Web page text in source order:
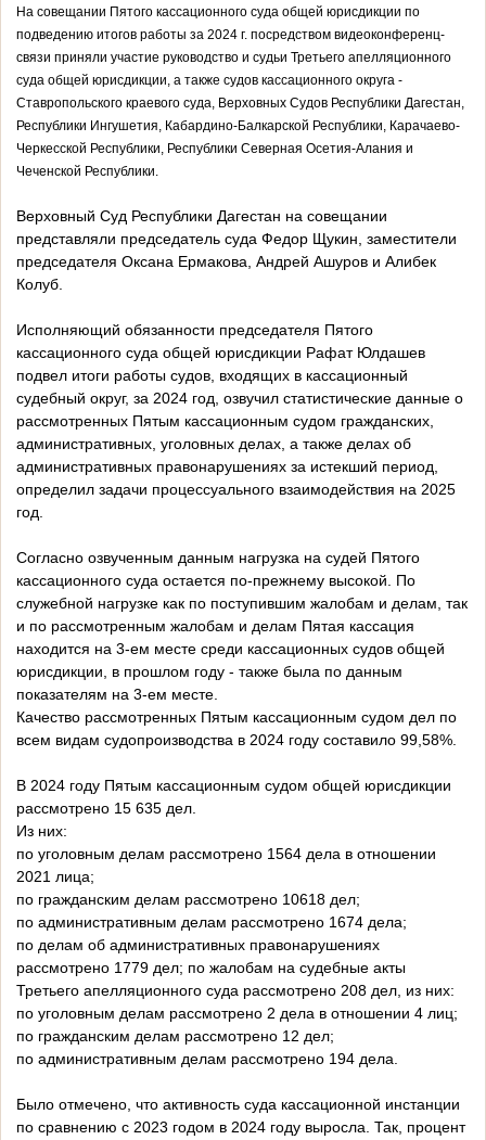
На совещании Пятого кассационного суда общей юрисдикции по
подведению итогов работы за 2024 г. посредством видеоконференц-
связи приняли участие руководство и судьи Третьего апелляционного
суда общей юрисдикции, а также судов кассационного округа -
Ставропольского краевого суда, Верховных Судов Республики Дагестан,
Республики Ингушетия, Кабардино-Балкарской Республики, Карачаево-
Черкесской Республики, Республики Северная Осетия-Алания и
Чеченской Республики.
Верховный Суд Республики Дагестан на совещании
представляли председатель суда Федор Щукин, заместители
председателя Оксана Ермакова, Андрей Ашуров и Алибек
Колуб.
Исполняющий обязанности председателя Пятого
кассационного суда общей юрисдикции Рафат Юлдашев
подвел итоги работы судов, входящих в кассационный
судебный округ, за 2024 год, озвучил статистические данные о
рассмотренных Пятым кассационным судом гражданских,
административных, уголовных делах, а также делах об
административных правонарушениях за истекший период,
определил задачи процессуального взаимодействия на 2025
год.
Согласно озвученным данным нагрузка на судей Пятого
кассационного суда остается по-прежнему высокой. По
служебной нагрузке как по поступившим жалобам и делам, так
и по рассмотренным жалобам и делам Пятая кассация
находится на 3-ем месте среди кассационных судов общей
юрисдикции, в прошлом году - также была по данным
показателям на 3-ем месте.
Качество рассмотренных Пятым кассационным судом дел по
всем видам судопроизводства в 2024 году составило 99,58%.
В 2024 году Пятым кассационным судом общей юрисдикции
рассмотрено 15 635 дел.
Из них:
по уголовным делам рассмотрено 1564 дела в отношении
2021 лица;
по гражданским делам рассмотрено 10618 дел;
по административным делам рассмотрено 1674 дела;
по делам об административных правонарушениях
рассмотрено 1779 дел; по жалобам на судебные акты
Третьего апелляционного суда рассмотрено 208 дел, из них:
по уголовным делам рассмотрено 2 дела в отношении 4 лиц;
по гражданским делам рассмотрено 12 дел;
по административным делам рассмотрено 194 дела.
Было отмечено, что активность суда кассационной инстанции
по сравнению с 2023 годом в 2024 году выросла. Так, процент